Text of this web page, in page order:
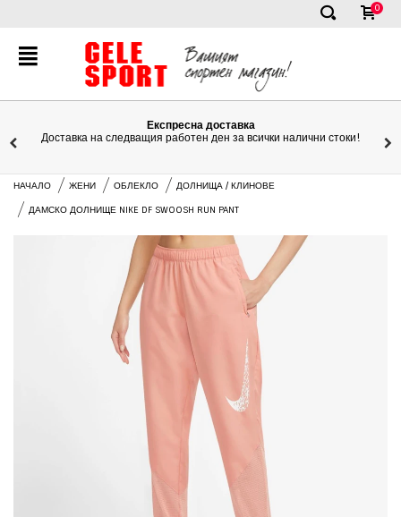
✕
0
Експресна доставка
Доставка на следващия работен ден за всички налични стоки!
НАЧАЛО ЖЕНИ ОБЛЕКЛО ДОЛНИЩА / КЛИНОВЕ
ДАМСКО ДОЛНИЩЕ NIKE DF SWOOSH RUN PANT